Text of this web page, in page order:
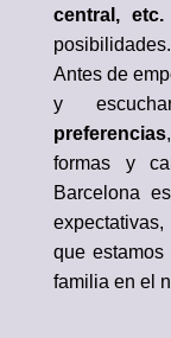
central,
posibilidades.
Antes de
y
preferencias
formas y
Barcelona
que
familia en el